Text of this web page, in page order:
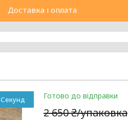
Доставка і оплата
Секунд Готово до відправки
2 650 ₴/упаковка